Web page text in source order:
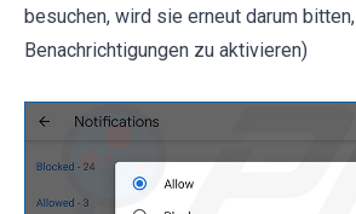
besuchen, wird sie erneut darum bitten,
Benachrichtigungen zu aktivieren)